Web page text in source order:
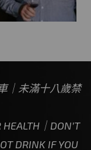
｜未滿十八歲禁
｜DON’T
DRINK IF YOU